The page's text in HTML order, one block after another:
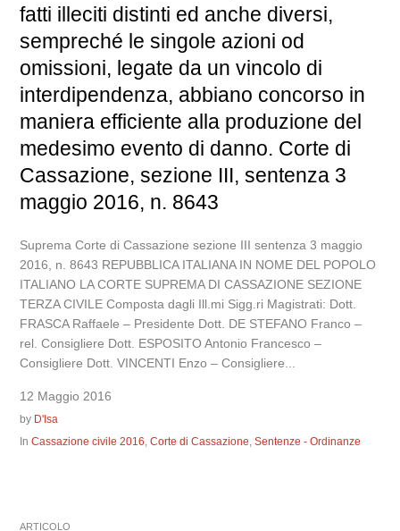
fatti illeciti distinti ed anche diversi,
sempreché le singole azioni od
omissioni, legate da un vincolo di
interdipendenza, abbiano concorso in
maniera efficiente alla produzione del
medesimo evento di danno. Corte di
Cassazione, sezione III, sentenza 3
maggio 2016, n. 8643
Suprema Corte di Cassazione sezione III sentenza 3 maggio
2016, n. 8643 REPUBBLICA ITALIANA IN NOME DEL POPOLO
ITALIANO LA CORTE SUPREMA DI CASSAZIONE SEZIONE
TERZA CIVILE Composta dagli Ill.mi Sigg.ri Magistrati: Dott.
FRASCA Raffaele – Presidente Dott. DE STEFANO Franco –
rel. Consigliere Dott. ESPOSITO Antonio Francesco –
Consigliere Dott. VINCENTI Enzo – Consigliere...
12 Maggio 2016
by D'Isa
InCassazione civile 2016 ,Corte di Cassazione ,Sentenze - Ordinanze
ARTICOLO